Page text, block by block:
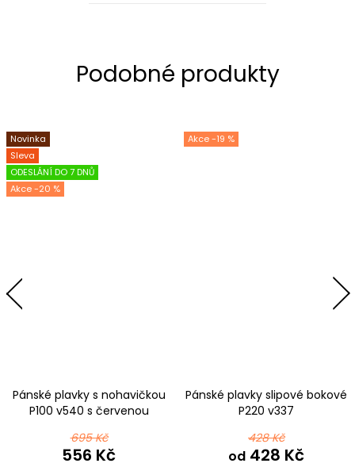
Novinka
Sleva
ODESLÁNÍ DO 7 DNŮ
-20 %
Pánské plavky s nohavičkou
P100 v540 s červenou
695 Kč
556 Kč
-19 %
Pánské plavky slipové bokové
P220 v337
428 Kč
od 428 Kč